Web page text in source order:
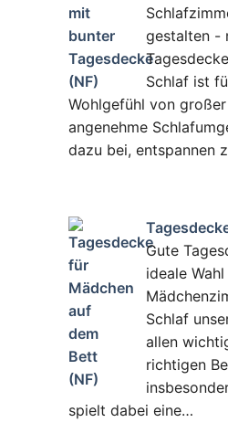
gestalten -
Schlaf ist
Wohlgefühl von
angenehme
dazu bei, entspannen
Gute
ideale
Schlaf
allen
richtigen
spielt dabei eine…